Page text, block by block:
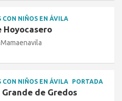
CON NIÑOS EN ÁVILA
Hoyocasero
Mamaenavila
CON NIÑOS EN ÁVILA PORTADA
Grande de Gredos